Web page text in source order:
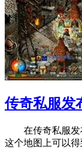
传奇私服发
在传奇私服发
这个地图上可以